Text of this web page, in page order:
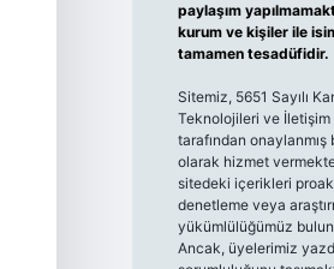
paylaşım
kurum ve kişiler ile
tamamen tesadüfidir.
Sitemiz, 5651 Sayılı
Teknolojileri ve İletişim
tarafından onaylanmış
olarak hizmet
sitedeki içerikleri
denetleme veya
yükümlülüğümüz
Ancak, üyelerimiz